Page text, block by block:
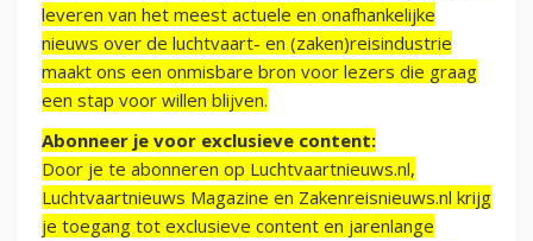
leveren van het meest actuele en onafhankelijke
nieuws over de luchtvaart- en (zaken)reisindustrie
maakt ons een onmisbare bron voor lezers die graag
een stap voor willen blijven.
Abonneer je voor exclusieve content:
Door je te abonneren op Luchtvaartnieuws.nl,
Luchtvaartnieuws Magazine en Zakenreisnieuws.nl krijg
je toegang tot exclusieve content en jarenlange